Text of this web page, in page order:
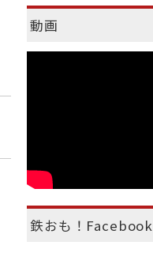
動画
鉄おも！Facebook